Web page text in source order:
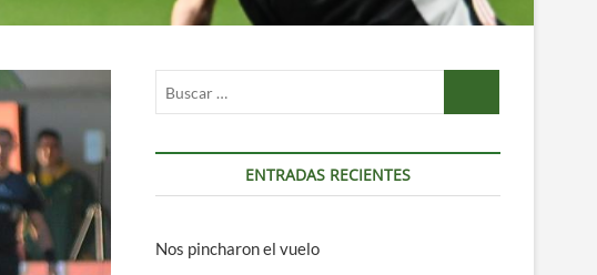
ENTRADAS RECIENTES
Nos pincharon el vuelo